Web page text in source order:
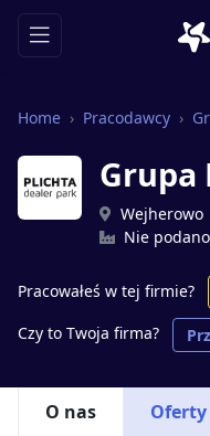
Home Pracodawcy
Grupa
Wejherowo
Nie podano
Pracowałeś w tej firmie?
Czy to Twoja firma?
O nas Oferty